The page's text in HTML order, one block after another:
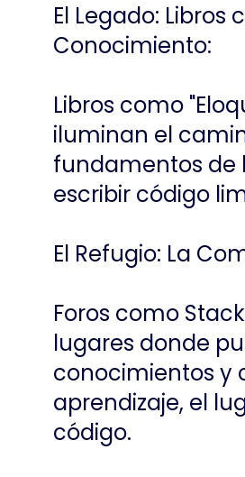
El Legado:
Conocimiento:
Libros como
iluminan el
fundamentos de
escribir código
El Refugio: La
Foros como
lugares donde
conocimientos y
aprendizaje, el
código.